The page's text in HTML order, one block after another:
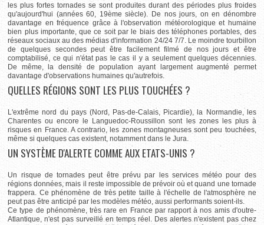
les plus fortes tornades se sont produites durant des périodes plus froides
qu'aujourd'hui (années 60, 19ème siècle). De nos jours, on en dénombre
davantage en fréquence grâce à l'observation météorologique et humaine
bien plus importante, que ce soit par le biais des téléphones portables, des
réseaux sociaux au des médias d'information 24/24 7/7. Le moindre tourbillon
de quelques secondes peut être facilement filmé de nos jours et être
comptabilisé, ce qui n'état pas le cas il y a seulement quelques décennies.
De même, la densité de population ayant largement augmenté permet
davantage d'observations humaines qu'autrefois.
QUELLES RÉGIONS SONT LES PLUS TOUCHÉES ?
L'extrême nord du pays (Nord, Pas-de-Calais, Picardie), la Normandie, les
Charentes ou encore le Languedoc-Roussillon sont les zones les plus à
risques en France. A contrario, les zones montagneuses sont peu touchées,
même si quelques cas existent, notamment dans le Jura.
UN SYSTÈME D'ALERTE COMME AUX ETATS-UNIS ?
Un risque de tornades peut être prévu par les services météo pour des
régions données, mais il reste impossible de prévoir où et quand une tornade
frappera. Ce phénomène de très petite taille à l'échelle de l'atmosphère ne
peut pas être anticipé par les modèles météo, aussi performants soient-ils.
Ce type de phénomène, très rare en France par rapport à nos amis d'outre-
Atlantique, n'est pas surveillé en temps réel. Des alertes n'existent pas chez